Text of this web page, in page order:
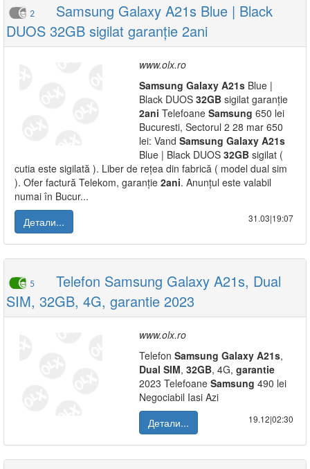
2
Samsung Galaxy A21s Blue | Black
DUOS 32GB sigilat garanție 2ani
www.olx.ro
Samsung Galaxy A21s Blue |
Black DUOS 32GB sigilat garanție
2ani Telefoane Samsung 650 lei
Bucuresti, Sectorul 2 28 mar 650
lei: Vand Samsung Galaxy A21s
Blue | Black DUOS 32GB sigilat (
cutia este sigilată ). Liber de rețea din fabrică ( model dual sim
). Ofer factură Telekom, garanție 2ani. Anunțul este valabil
numai în Bucur...
Детали...
31.03|19:07
5
Telefon Samsung Galaxy A21s, Dual
SIM, 32GB, 4G, garantie 2023
www.olx.ro
Telefon Samsung Galaxy A21s,
Dual SIM, 32GB, 4G, garantie
2023 Telefoane Samsung 490 lei
Negociabil Iasi Azi
Детали...
19.12|02:30